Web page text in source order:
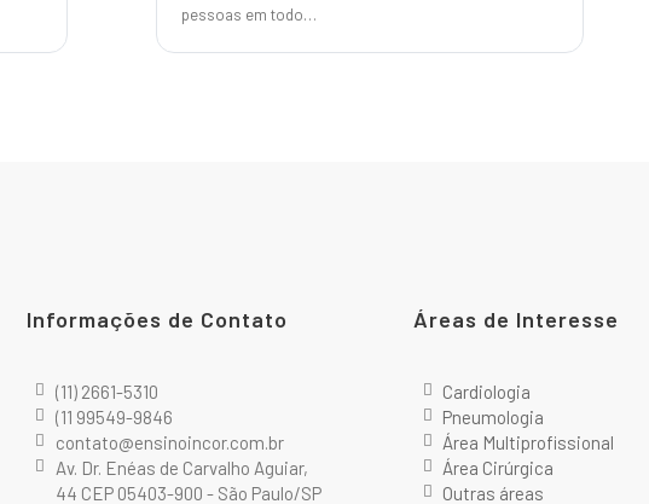
pessoas em todo…
Informações de Contato
(11) 2661-5310
(11 99549-9846
contato@ensinoincor.com.br
Av. Dr. Enéas de Carvalho Aguiar,
44 CEP 05403-900 - São Paulo/SP
Áreas de Interesse
Cardiologia
Pneumologia
Área Multiprofissional
Área Cirúrgica
Outras áreas